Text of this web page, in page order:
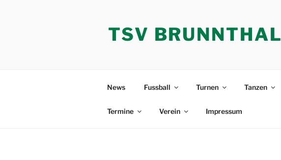
TSV BRUNNTHAL
News Fussball Turnen Tanzen
Termine Verein Impressum